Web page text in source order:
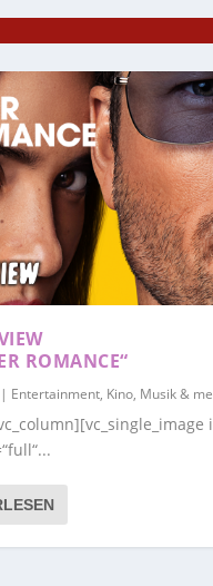
ROMANCE“
Entertainment, Kino, Musik &